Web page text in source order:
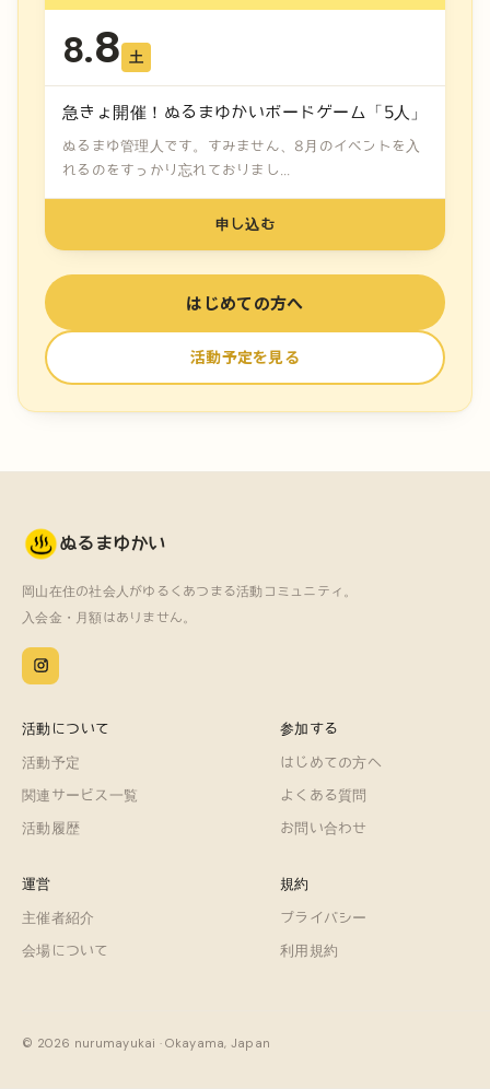
8.8 土
急きょ開催！ぬるまゆかいボードゲーム「5人」
ぬるまゆ管理人です。すみません、8月のイベントを入
れるのをすっかり忘れておりまし...
申し込む
はじめての方へ
活動予定を見る
ぬるまゆかい
岡山在住の社会人がゆるくあつまる活動コミュニティ。
入会金・月額はありません。
活動について
活動予定
関連サービス一覧
活動履歴
参加する
はじめての方へ
よくある質問
お問い合わせ
運営
主催者紹介
会場について
規約
プライバシー
利用規約
© 2026 nurumayukai · Okayama, Japan